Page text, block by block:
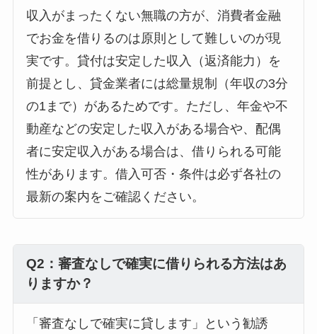
収入がまったくない無職の方が、消費者金融
でお金を借りるのは原則として難しいのが現
実です。貸付は安定した収入（返済能力）を
前提とし、貸金業者には総量規制（年収の3分
の1まで）があるためです。ただし、年金や不
動産などの安定した収入がある場合や、配偶
者に安定収入がある場合は、借りられる可能
性があります。借入可否・条件は必ず各社の
最新の案内をご確認ください。
Q2：審査なしで確実に借りられる方法はあ
りますか？
「審査なしで確実に貸します」という勧誘